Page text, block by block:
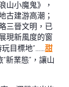
山小魔鬼》，
古建游高潮；
三晉文明，已
現新風度的窗
玩目標地”……甜
新業態”，讓山